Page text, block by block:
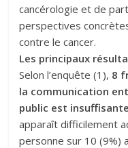
cancérologie et de
perspectives
contre le cancer.
Les principaux
Selon l’enquête (1), 8
la communication
public est
apparaît difficilement
personne sur 10 (9%)